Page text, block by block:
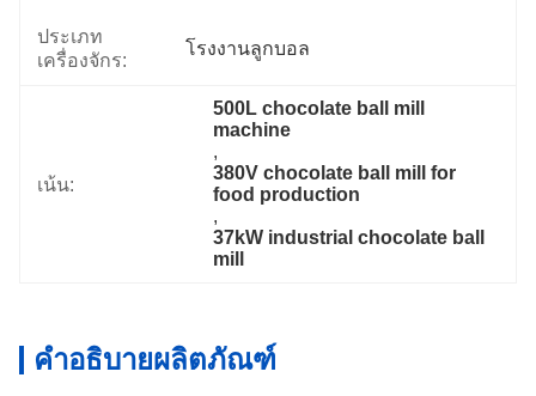
ประเภท
เครื่องจักร:
โรงงานลูกบอล
เน้น:
500L chocolate ball mill
machine
,
380V chocolate ball mill for
food production
,
37kW industrial chocolate ball
mill
คำอธิบายผลิตภัณฑ์